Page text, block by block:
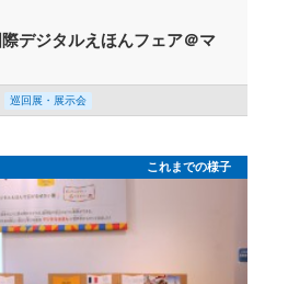
際デジタルえほんフェア＠マ
巡回展・展示会
これまでの様子